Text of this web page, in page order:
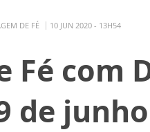
DE FÉ 10 JUN 2020 - 13H54
Fé com
de junho